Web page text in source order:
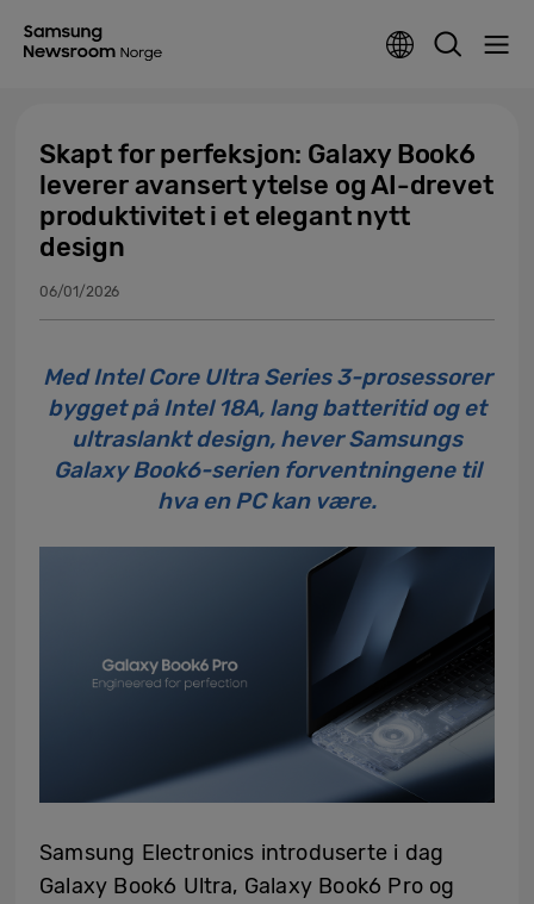
Skapt for perfeksjon: Galaxy Book6
leverer avansert ytelse og AI-drevet
produktivitet i et elegant nytt
design
06/01/2026
Med Intel Core Ultra Series 3-prosessorer
bygget på Intel 18A, lang batteritid og et
ultraslankt design, hever Samsungs
Galaxy Book6-serien forventningene til
hva en PC kan være.
Samsung Electronics introduserte i dag
Galaxy Book6 Ultra, Galaxy Book6 Pro og